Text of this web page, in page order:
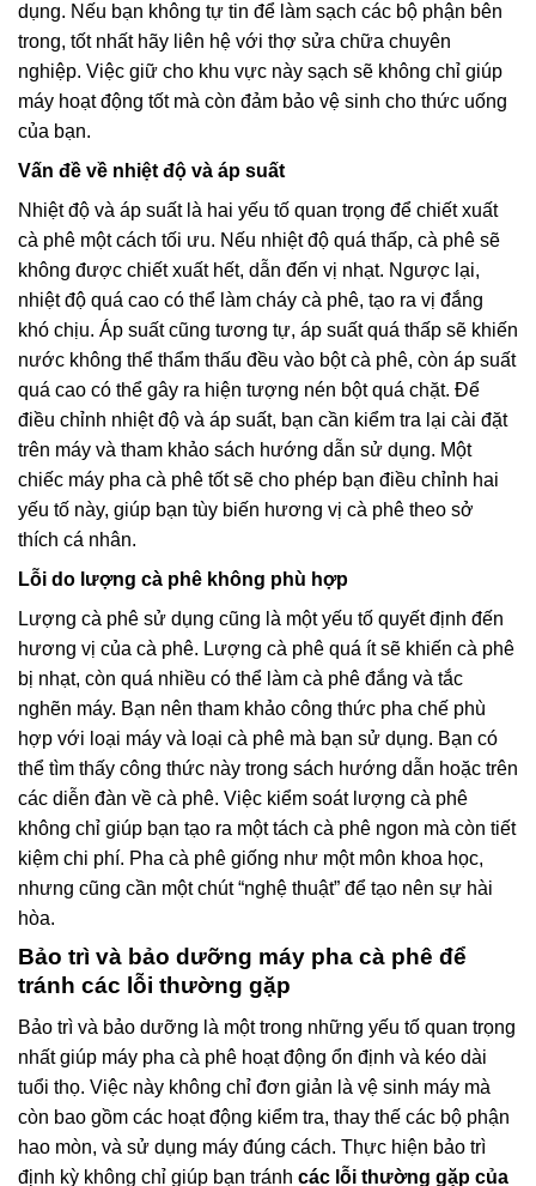
dụng. Nếu bạn không tự tin để làm sạch các bộ phận bên
trong, tốt nhất hãy liên hệ với thợ sửa chữa chuyên
nghiệp. Việc giữ cho khu vực này sạch sẽ không chỉ giúp
máy hoạt động tốt mà còn đảm bảo vệ sinh cho thức uống
của bạn.
Vấn đề về nhiệt độ và áp suất
Nhiệt độ và áp suất là hai yếu tố quan trọng để chiết xuất
cà phê một cách tối ưu. Nếu nhiệt độ quá thấp, cà phê sẽ
không được chiết xuất hết, dẫn đến vị nhạt. Ngược lại,
nhiệt độ quá cao có thể làm cháy cà phê, tạo ra vị đắng
khó chịu. Áp suất cũng tương tự, áp suất quá thấp sẽ khiến
nước không thể thẩm thấu đều vào bột cà phê, còn áp suất
quá cao có thể gây ra hiện tượng nén bột quá chặt. Để
điều chỉnh nhiệt độ và áp suất, bạn cần kiểm tra lại cài đặt
trên máy và tham khảo sách hướng dẫn sử dụng. Một
chiếc máy pha cà phê tốt sẽ cho phép bạn điều chỉnh hai
yếu tố này, giúp bạn tùy biến hương vị cà phê theo sở
thích cá nhân.
Lỗi do lượng cà phê không phù hợp
Lượng cà phê sử dụng cũng là một yếu tố quyết định đến
hương vị của cà phê. Lượng cà phê quá ít sẽ khiến cà phê
bị nhạt, còn quá nhiều có thể làm cà phê đắng và tắc
nghẽn máy. Bạn nên tham khảo công thức pha chế phù
hợp với loại máy và loại cà phê mà bạn sử dụng. Bạn có
thể tìm thấy công thức này trong sách hướng dẫn hoặc trên
các diễn đàn về cà phê. Việc kiểm soát lượng cà phê
không chỉ giúp bạn tạo ra một tách cà phê ngon mà còn tiết
kiệm chi phí. Pha cà phê giống như một môn khoa học,
nhưng cũng cần một chút “nghệ thuật” để tạo nên sự hài
hòa.
Bảo trì và bảo dưỡng máy pha cà phê để
tránh các lỗi thường gặp
Bảo trì và bảo dưỡng là một trong những yếu tố quan trọng
nhất giúp máy pha cà phê hoạt động ổn định và kéo dài
tuổi thọ. Việc này không chỉ đơn giản là vệ sinh máy mà
còn bao gồm các hoạt động kiểm tra, thay thế các bộ phận
hao mòn, và sử dụng máy đúng cách. Thực hiện bảo trì
định kỳ không chỉ giúp bạn tránh các lỗi thường gặp của